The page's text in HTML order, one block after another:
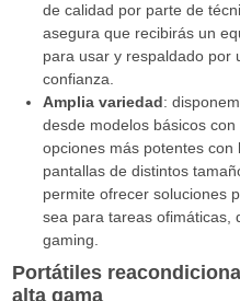
de calidad por parte de
asegura que recibirás un
para usar y respaldado por
confianza.
Amplia variedad:
desde modelos básicos
opciones más potentes con
pantallas de distintos
permite ofrecer soluciones
sea para tareas ofimáticas,
gaming.
Portátiles
alta gama